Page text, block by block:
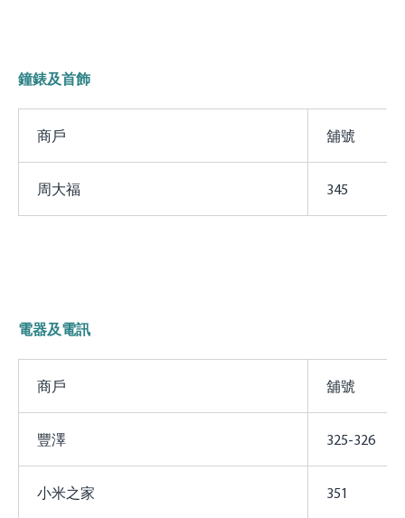
鐘錶及首飾
商戶 舖號
周大福 345
電器及電訊
商戶 舖號
豐澤 325-326
小米之家 351